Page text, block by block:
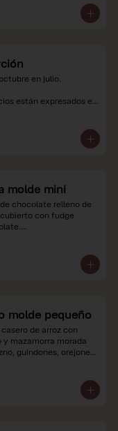
impuestos de ley y
en julio.
están expresados en
molde mini
chocolate relleno de
con fudge
impuestos de ley y
Imagenes
molde pequeño
de arroz con
y mazamorra morada
guindones, orejones
están expresados en
impuestos de ley y